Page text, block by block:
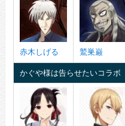
赤木しげる 鷲巣巌
かぐや様は告らせたいコラボ